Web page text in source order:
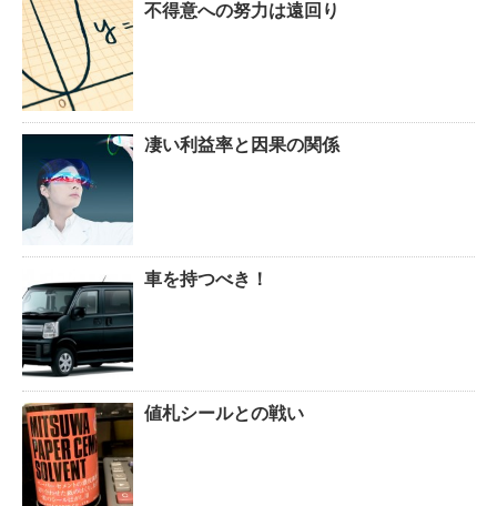
不得意への努力は遠回り
凄い利益率と因果の関係
車を持つべき！
値札シールとの戦い